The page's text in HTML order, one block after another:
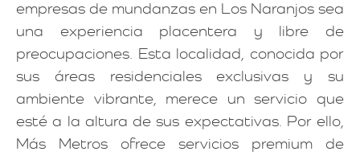
empresas de mundanzas en Los Naranjos sea
una experiencia placentera y libre de
preocupaciones. Esta localidad, conocida por
sus áreas residenciales exclusivas y su
ambiente vibrante, merece un servicio que
esté a la altura de sus expectativas. Por ello,
Más Metros ofrece servicios premium de